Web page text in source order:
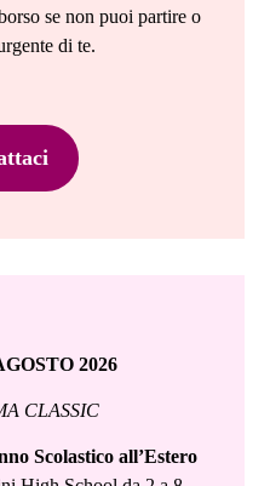
se non puoi partire o
di te.
2026
CLASSIC
Scolastico all’Estero